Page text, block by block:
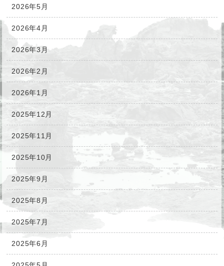
2026年5月
2026年4月
2026年3月
2026年2月
2026年1月
2025年12月
2025年11月
2025年10月
2025年9月
2025年8月
2025年7月
2025年6月